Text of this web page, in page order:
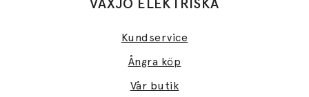
VÄXJÖ ELEKTRISKA
Kundservice
Ångra köp
Vår butik